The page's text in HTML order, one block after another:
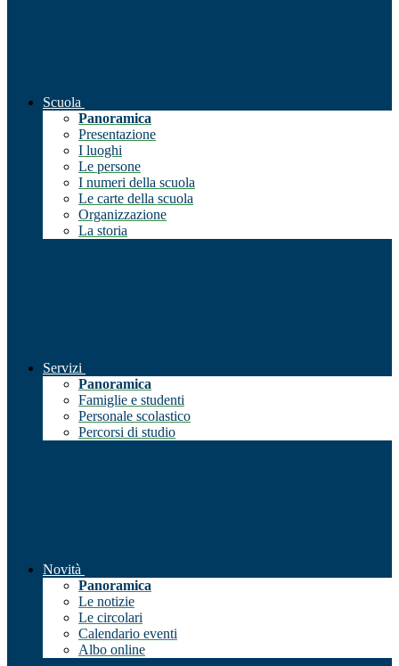
Scuola
Panoramica
Presentazione
I luoghi
Le persone
I numeri della scuola
Le carte della scuola
Organizzazione
La storia
Servizi
Panoramica
Famiglie e studenti
Personale scolastico
Percorsi di studio
Novità
Panoramica
Le notizie
Le circolari
Calendario eventi
Albo online